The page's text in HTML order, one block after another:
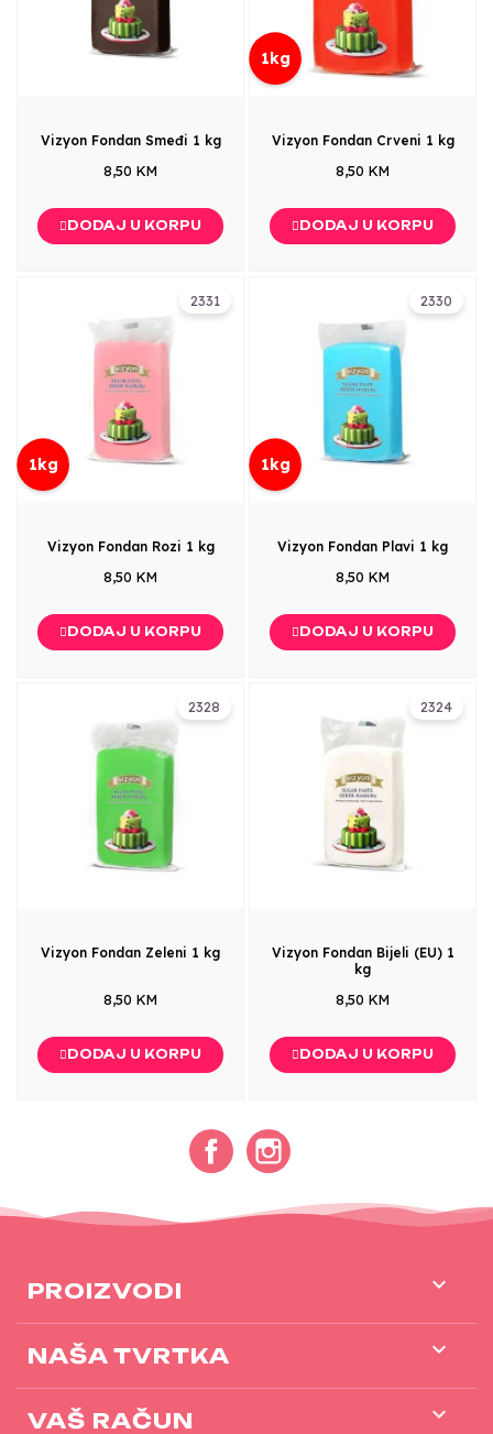
Vizyon Fondan Smeđi 1 kg
8,50 KM
DODAJ U KORPU
1kg
Vizyon Fondan Crveni 1 kg
8,50 KM
DODAJ U KORPU
2331
1kg
Vizyon Fondan Rozi 1 kg
8,50 KM
DODAJ U KORPU
2330
1kg
Vizyon Fondan Plavi 1 kg
8,50 KM
DODAJ U KORPU
2328
Vizyon Fondan Zeleni 1 kg
8,50 KM
DODAJ U KORPU
2324
Vizyon Fondan Bijeli (EU) 1
kg
8,50 KM
DODAJ U KORPU
Facebook
PROIZVODI 
NAŠA TVRTKA 
VAŠ RAČUN 